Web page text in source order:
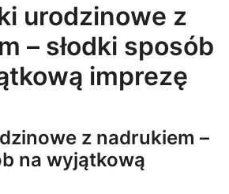
urodzinowe z
– słodki sposób
imprezę
z nadrukiem –
na wyjątkową